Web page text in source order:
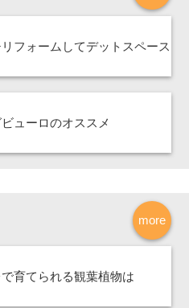
フォームしてデットスペース
ューロのオススメ
more
育てられる観葉植物は